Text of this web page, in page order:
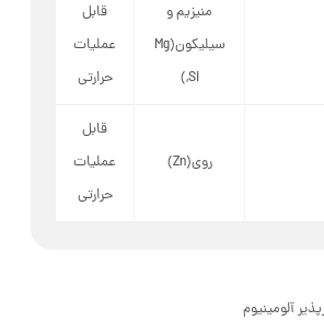
منیزیم و
سیلیکون(Mg
,Si)
قابل
عملیات
حرارتی
روی(Zn)
قابل
عملیات
حرارتی